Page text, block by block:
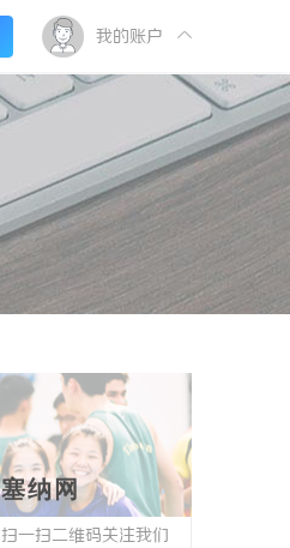
我的账户
塞纳网
扫一扫二维码关注我们